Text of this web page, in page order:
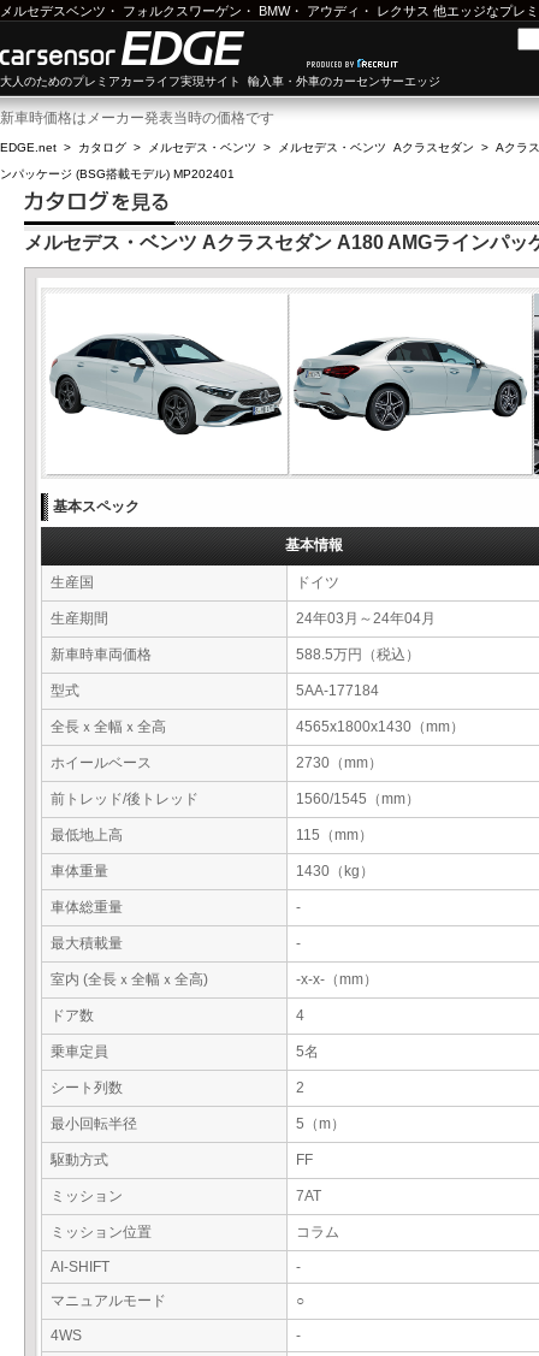
メルセデスベンツ ・ フォルクスワーゲン ・ BMW・ アウディ ・ レクサス 他エッジなプレ
大人のためのプレミアカーライフ実現サイト 輸入車・外車のカーセンサーエッジ
新車時価格はメーカー発表当時の価格です
EDGE.net > カタログ > メルセデス・ベンツ > メルセデス・ベンツ Aクラスセダン > Aクラ
ンパッケージ (BSG搭載モデル) MP202401
メルセデス・ベンツ Aクラスセダン A180 AMGラインパ
基本スペック
基本情報
生産国 ドイツ
生産期間 24年03月～24年04月
新車時車両価格 588.5万円（税込）
型式 5AA-177184
全長ｘ全幅ｘ全高 4565x1800x1430（mm）
ホイールベース 2730（mm）
前トレッド/後トレッド 1560/1545（mm）
最低地上高 115（mm）
車体重量 1430（kg）
車体総重量 -
最大積載量 -
室内 (全長ｘ全幅ｘ全高) -x-x-（mm）
ドア数 4
乗車定員 5名
シート列数 2
最小回転半径 5（m）
駆動方式 FF
ミッション 7AT
ミッション位置 コラム
AI-SHIFT
-
マニュアルモード
○
4WS
-